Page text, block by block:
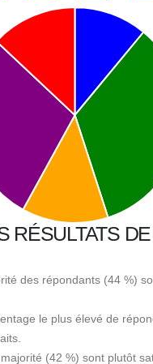
DE
des répondants (44 %)
le plus élevé de
(42 %) sont plutôt